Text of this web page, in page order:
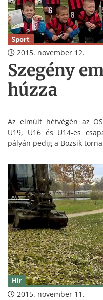
Sport
2015. november 12.
Szegény
húzza
Az elmúlt hétvégén az
U19, U16 és U14-es
pályán pedig a Bozsik
Hír
2015. november 11.